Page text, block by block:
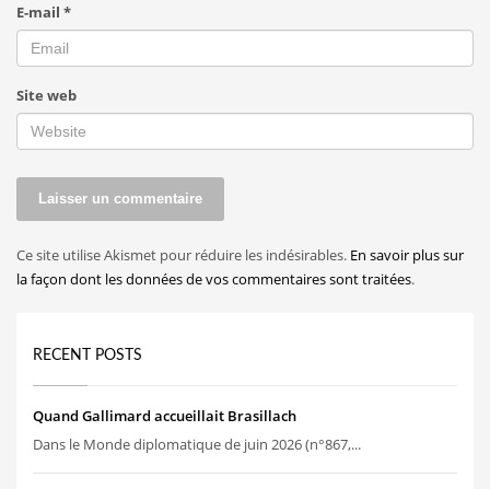
E-mail *
Site web
Ce site utilise Akismet pour réduire les indésirables. En savoir plus sur
la façon dont les données de vos commentaires sont traitées.
RECENT POSTS
Quand Gallimard accueillait Brasillach
Dans le Monde diplomatique de juin 2026 (n°867,...